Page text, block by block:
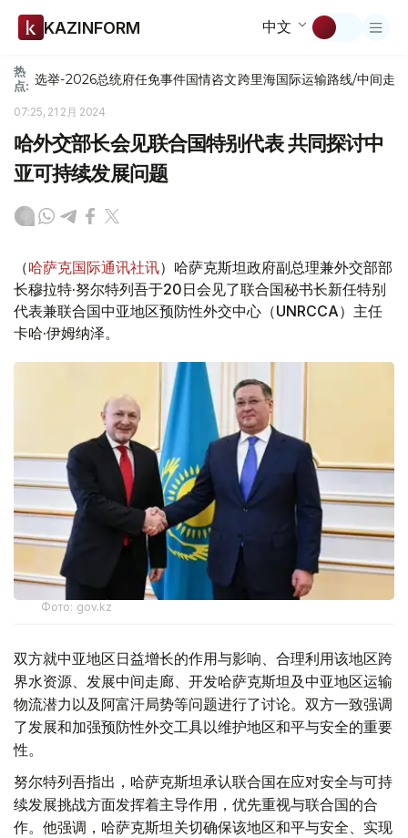
KAZINFORM 中文
热
点: 选举-2026总统府任免事件国情咨文跨里海国际运输路线/中间走廊
07:25, 21 2月 2024
哈外交部长会见联合国特别代表 共同探讨中
亚可持续发展问题
（哈萨克国际通讯社讯）哈萨克斯坦政府副总理兼外交部部
长穆拉特·努尔特列吾于20日会见了联合国秘书长新任特别
代表兼联合国中亚地区预防性外交中心（UNRCCA）主任
卡哈·伊姆纳泽。
Фото: gov.kz
双方就中亚地区日益增长的作用与影响、合理利用该地区跨
界水资源、发展中间走廊、开发哈萨克斯坦及中亚地区运输
物流潜力以及阿富汗局势等问题进行了讨论。双方一致强调
了发展和加强预防性外交工具以维护地区和平与安全的重要
性。
努尔特列吾指出，哈萨克斯坦承认联合国在应对安全与可持
续发展挑战方面发挥着主导作用，优先重视与联合国的合
作。他强调，哈萨克斯坦关切确保该地区和平与安全、实现